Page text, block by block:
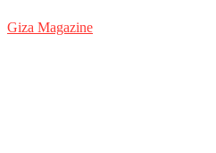
Giza Magazine